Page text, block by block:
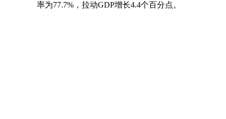
率为77.7%，拉动GDP增长4.4个百分点。